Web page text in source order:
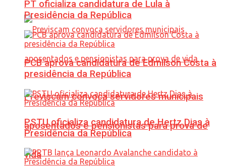
Previscam convoca servidores municipais
aposentados e pensionistas para prova de
vida
PT oficializa candidatura de Lula à
Presidência da República
PCB aprova candidatura de Edmilson Costa à
presidência da República
PSTU oficializa candidatura de Hertz Dias à
Presidência da República